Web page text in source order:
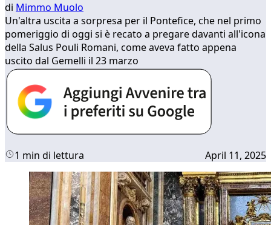
di Mimmo Muolo
Un'altra uscita a sorpresa per il Pontefice, che nel primo
pomeriggio di oggi si è recato a pregare davanti all'icona
della Salus Pouli Romani, come aveva fatto appena
uscito dal Gemelli il 23 marzo
1 min di lettura April 11, 2025